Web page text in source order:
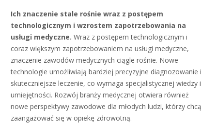
Ich znaczenie stale rośnie wraz z postępem
technologicznym i wzrostem zapotrzebowania na
usługi medyczne. Wraz z postępem technologicznym i
coraz większym zapotrzebowaniem na usługi medyczne,
znaczenie zawodów medycznych ciągle rośnie. Nowe
technologie umożliwiają bardziej precyzyjne diagnozowanie i
skuteczniejsze leczenie, co wymaga specjalistycznej wiedzy i
umiejętności. Rozwój branży medycznej otwiera również
nowe perspektywy zawodowe dla młodych ludzi, którzy chcą
zaangażować się w opiekę zdrowotną.